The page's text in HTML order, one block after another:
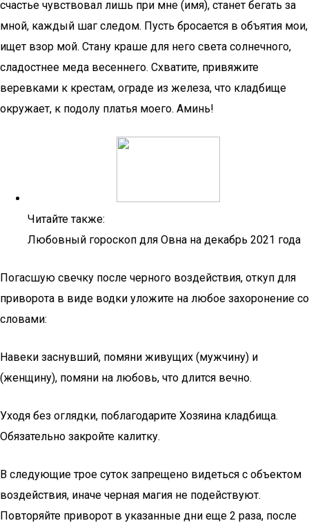
счастье чувствовал лишь при мне (имя), станет бегать за
мной, каждый шаг следом. Пусть бросается в объятия мои,
ищет взор мой. Стану краше для него света солнечного,
сладостнее меда весеннего. Схватите, привяжите
веревками к крестам, ограде из железа, что кладбище
окружает, к подолу платья моего. Аминь!
Читайте также:
Любовный гороскоп для Овна на декабрь 2021 года
Погасшую свечку после черного воздействия, откуп для
приворота в виде водки уложите на любое захоронение со
словами:
Навеки заснувший, помяни живущих (мужчину) и
(женщину), помяни на любовь, что длится вечно.
Уходя без оглядки, поблагодарите Хозяина кладбища.
Обязательно закройте калитку.
В следующие трое суток запрещено видеться с объектом
воздействия, иначе черная магия не подействуют.
Повторяйте приворот в указанные дни еще 2 раза, после